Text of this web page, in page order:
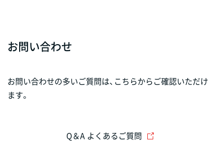
お問い合わせ
お問い合わせの多いご質問は、こちらからご確認いただけ
ます。
Q＆A よくあるご質問